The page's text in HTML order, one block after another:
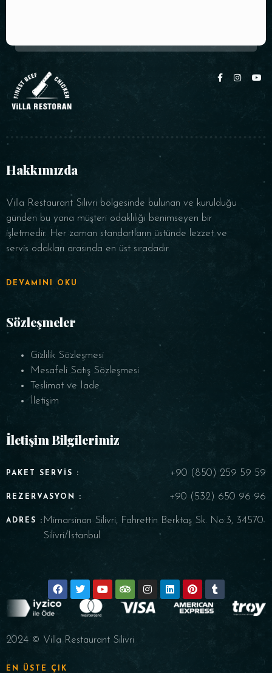
Hakkımızda
Villa Restaurant Silivri bölgesinde bulunan ve kurulduğu
günden bu yana müşteri odaklılığı benimseyen bir
işletmedir. Her zaman standartların üstünde lezzet ve
servis odakları arasında en üst sıradadır.
DEVAMINI OKU
Sözleşmeler
Gizlilik Sözleşmesi
Mesafeli Satış Sözleşmesi
Teslimat ve İade
İletişim
İletişim Bilgilerimiz
PAKET SERVIS : +90 (850) 259 59 59
REZERVASYON : +90 (532) 650 96 96
ADRES : Mimarsinan Silivri, Fahrettin Berktaş Sk. No:3, 34570
Silivri/İstanbul
2024 © Villa Restaurant Silivri
EN ÜSTE ÇIK
Kişi Sayısı